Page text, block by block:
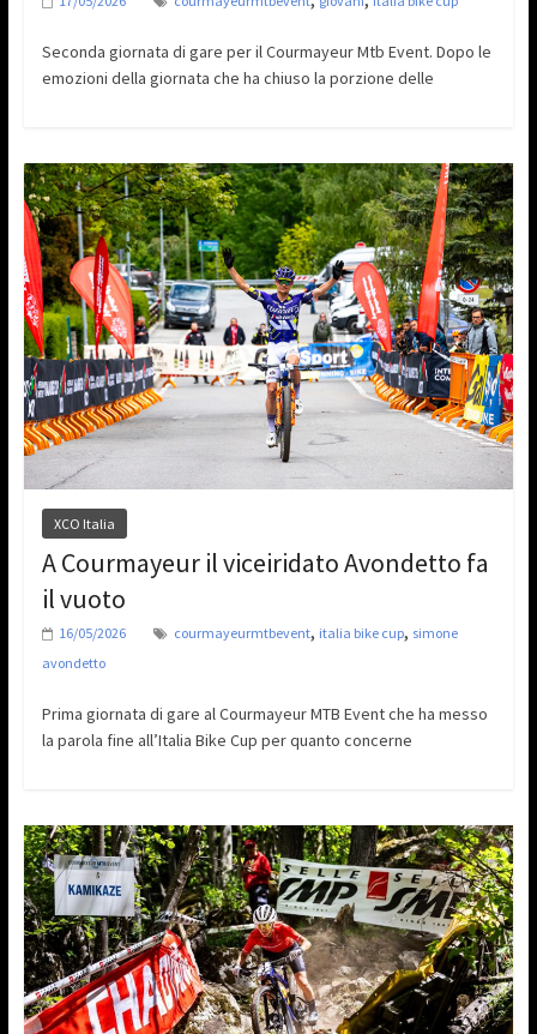
Seconda giornata di gare per il Courmayeur Mtb Event. Dopo le
emozioni della giornata che ha chiuso la porzione delle
XCO Italia
A Courmayeur il viceiridato Avondetto fa
il vuoto
16/05/2026 courmayeurmtbevent, italia bike cup, simone
avondetto
Prima giornata di gare al Courmayeur MTB Event che ha messo
la parola fine all’Italia Bike Cup per quanto concerne